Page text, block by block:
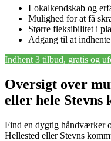
Lokalkendskab og
Mulighed for at få
Større fleksibilitet i
Adgang til at
Indhent 3 tilbud, gratis og
Oversigt over
eller hele Stevns
Find en dygtig håndværker
Hellested eller Stevns